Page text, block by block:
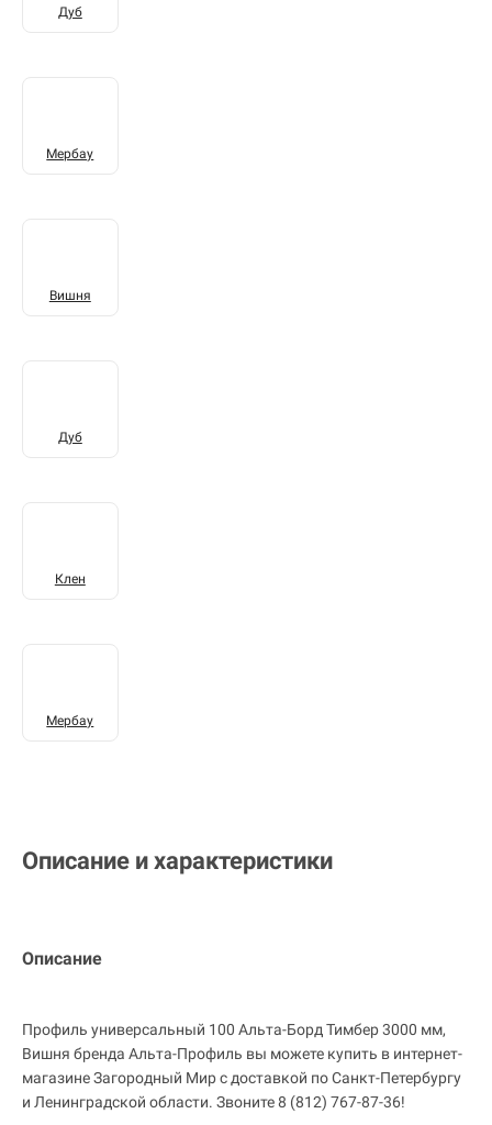
Дуб
Мербау
Вишня
Дуб
Клен
Мербау
Описание и характеристики
Описание
Профиль универсальный 100 Альта-Борд Тимбер 3000 мм,
Вишня бренда Альта-Профиль вы можете купить в интернет-
магазине Загородный Мир с доставкой по Санкт-Петербургу
и Ленинградской области. Звоните 8 (812) 767-87-36!